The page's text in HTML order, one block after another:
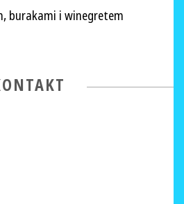
burakami i winegretem